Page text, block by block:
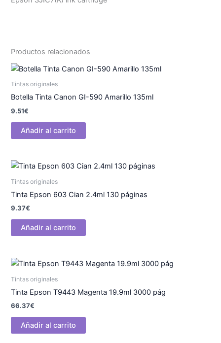
Productos relacionados
Tintas originales
Botella Tinta Canon GI-590 Amarillo 135ml
9.51€
Añadir al carrito
Tintas originales
Tinta Epson 603 Cian 2.4ml 130 páginas
9.37€
Añadir al carrito
Tintas originales
Tinta Epson T9443 Magenta 19.9ml 3000 pág
66.37€
Añadir al carrito